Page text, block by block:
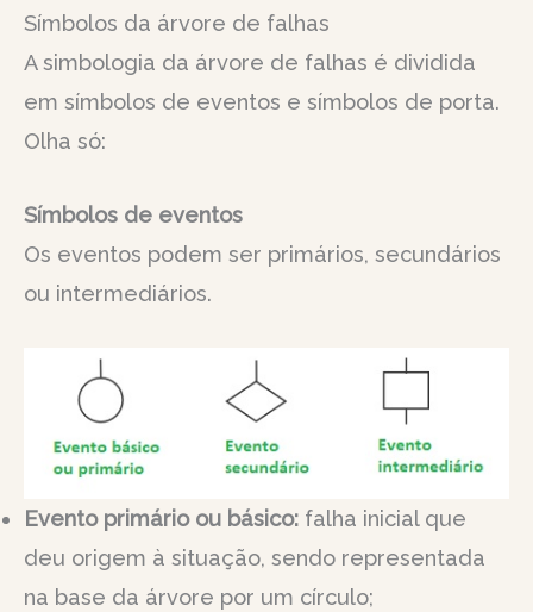
Símbolos da árvore de falhas
A simbologia da árvore de falhas é dividida
em símbolos de eventos e símbolos de porta.
Olha só:
Símbolos de eventos
Os eventos podem ser primários, secundários
ou intermediários.
Evento primário ou básico: falha inicial que
deu origem à situação, sendo representada
na base da árvore por um círculo;